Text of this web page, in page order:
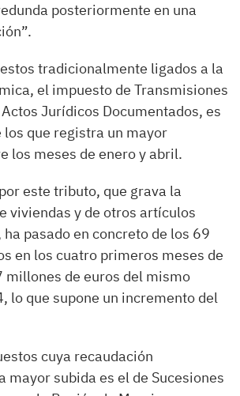
posteriormente en una
tradicionalmente ligados a la
el impuesto de Transmisiones
Jurídicos Documentados, es
los que registra un mayor
los meses de enero y abril.
este tributo, que grava la
viviendas y de otros artículos
pasado en concreto de los 69
en los cuatro primeros meses de
millones de euros del mismo
lo que supone un incremento del
cuya recaudación
mayor subida es el de Sucesiones